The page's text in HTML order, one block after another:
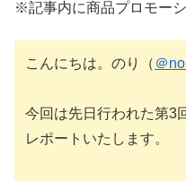
※記事内に商品プロモー
こんにちは。のり（ ＠
今回は先日行われた第3
レポートいたします。